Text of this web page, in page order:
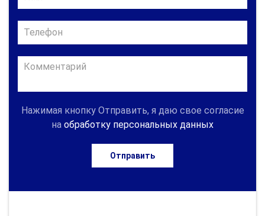
Нажимая кнопку Отправить, я даю свое согласие
на обработку персональных данных
Отправить